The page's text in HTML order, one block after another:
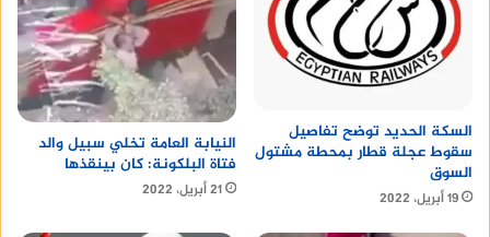
السكة الحديد توضح تفاصيل
سقوط عجلة قطار بمحطة مشتول
السوق
19 أبريل، 2022
النيابة العامة تخلي سبيل والد
فتاة البلكونة: كان بينقذها
21 أبريل، 2022